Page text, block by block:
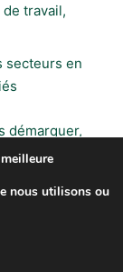
travail,
secteurs en
démarquer,
de sécuriser
nous utilisons ou